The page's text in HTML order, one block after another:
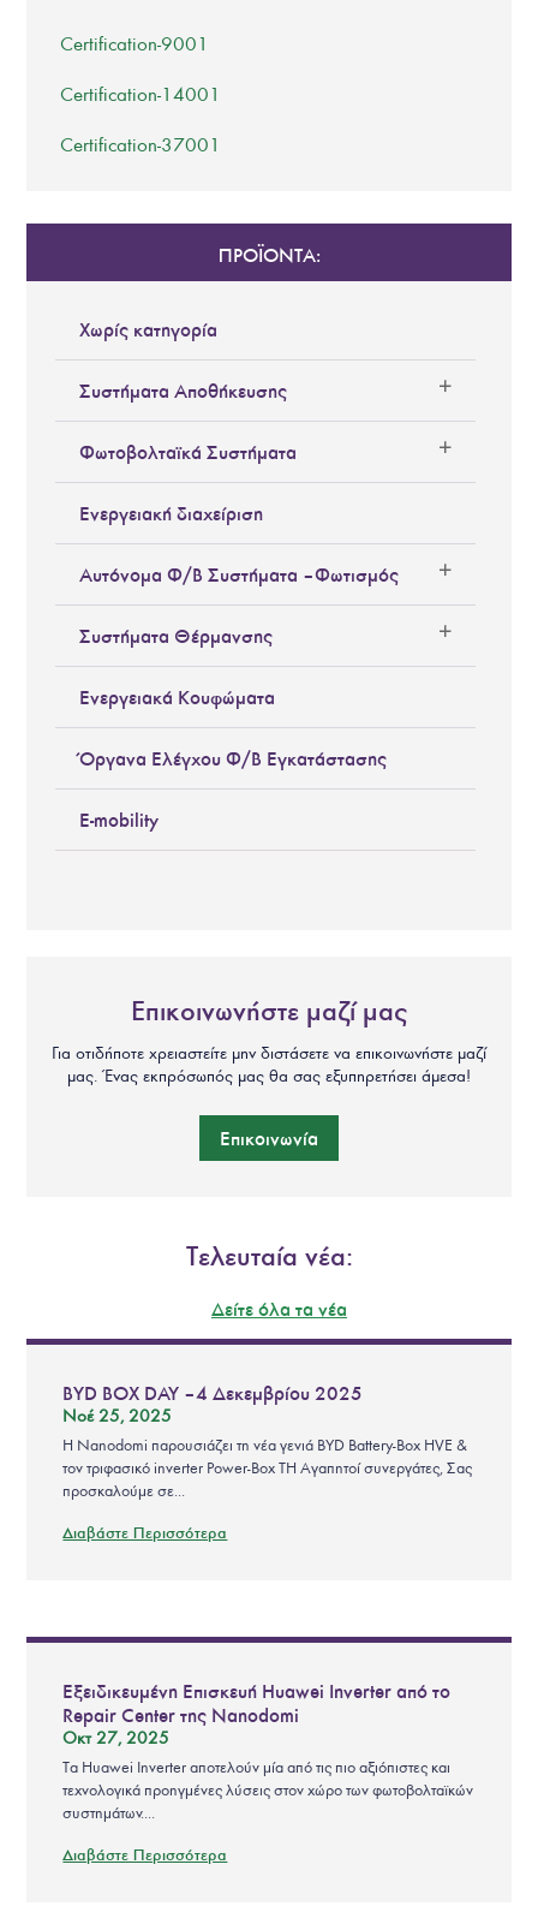
Certification-9001
Certification-14001
Certification-37001
ΠΡΟΪΟΝΤΑ:
Χωρίς κατηγορία
Συστήματα Αποθήκευσης
Φωτοβολταϊκά Συστήματα
Ενεργειακή διαχείριση
Αυτόνομα Φ/Β Συστήματα – Φωτισμός
Συστήματα Θέρμανσης
Ενεργειακά Κουφώματα
Όργανα Ελέγχου Φ/Β Εγκατάστασης
E-mobility
Επικοινωνήστε μαζί μας
Για οτιδήποτε χρειαστείτε μην διστάσετε να επικοινωνήστε μαζί
μας. Ένας εκπρόσωπός μας θα σας εξυπηρετήσει άμεσα!
Επικοινωνία
Τελευταία νέα:
Δείτε όλα τα νέα
BYD BOX DAY – 4 Δεκεμβρίου 2025
Νοέ 25, 2025
Η Nanodomi παρουσιάζει τη νέα γενιά BYD Battery-Box HVE &
τον τριφασικό inverter Power-Box TH Αγαπητοί συνεργάτες, Σας
προσκαλούμε σε...
Διαβάστε Περισσότερα
Εξειδικευμένη Επισκευή Huawei Inverter από το
Repair Center της Nanodomi
Οκτ 27, 2025
Τα Huawei Inverter αποτελούν μία από τις πιο αξιόπιστες και
τεχνολογικά προηγμένες λύσεις στον χώρο των φωτοβολταϊκών
συστημάτων....
Διαβάστε Περισσότερα